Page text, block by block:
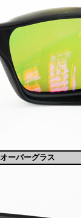
ーバーグラス